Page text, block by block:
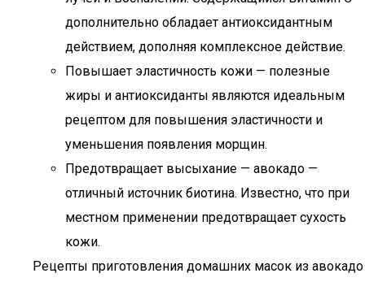
дополнительно обладает антиоксидантным
действием, дополняя комплексное действие.
Повышает эластичность кожи — полезные
жиры и антиоксиданты являются идеальным
рецептом для повышения эластичности и
уменьшения появления морщин.
Предотвращает высыхание — авокадо —
отличный источник биотина. Известно, что при
местном применении предотвращает сухость
кожи.
Рецепты приготовления домашних масок из авокадо